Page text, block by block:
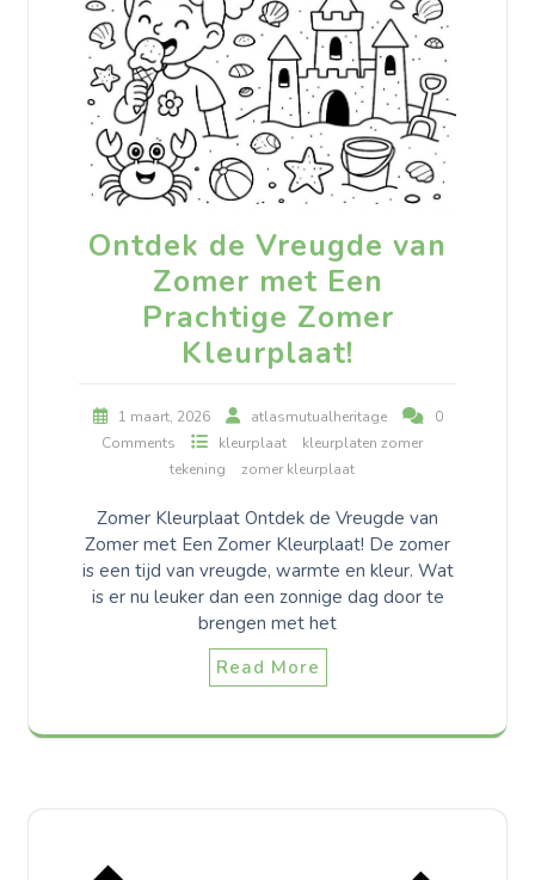
Ontdek de Vreugde van
Zomer met Een
Prachtige Zomer
Kleurplaat!
1 maart, 2026 atlasmutualheritage
0
Comments
kleurplaat
kleurplaten zomer
tekening
zomer kleurplaat
Zomer Kleurplaat Ontdek de Vreugde van
Zomer met Een Zomer Kleurplaat! De zomer
is een tijd van vreugde, warmte en kleur. Wat
is er nu leuker dan een zonnige dag door te
brengen met het
Read More